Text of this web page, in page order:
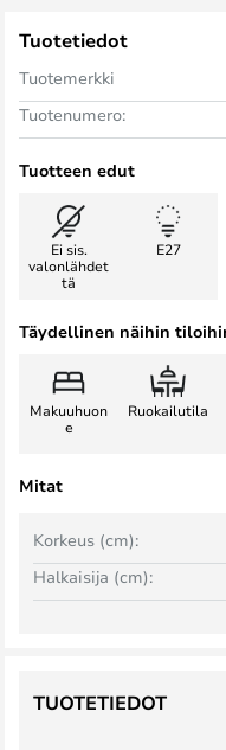
Tuotetiedot
Tuotemerkki
Tuotenumero:
Tuotteen edut
Ei sis.
valonlähdet
tä
E27
Täydellinen näihin
Makuuhuon
e
Ruokailutila
Mitat
Korkeus (cm):
Halkaisija (cm):
TUOTETIEDOT